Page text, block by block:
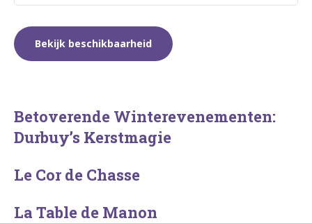
Betoverende Winterevenementen:
Durbuy’s Kerstmagie
Le Cor de Chasse
La Table de Manon